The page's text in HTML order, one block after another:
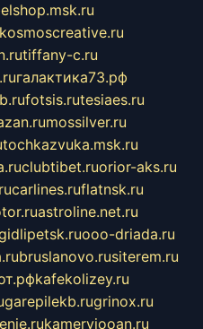
kosmoscreative.ru
tiffany-c.ru
галактика73.рф
fotsis.rutesiaes.ru
mossilver.ru
tochkazvuka.msk.ru
clubtibet.ruorior-aks.ru
carlines.ruflatnsk.ru
astroline.net.ru
ooo-driada.ru
bruslanovo.rusiterem.ru
kafekolizey.ru
grinox.ru
kameryjooan.ru